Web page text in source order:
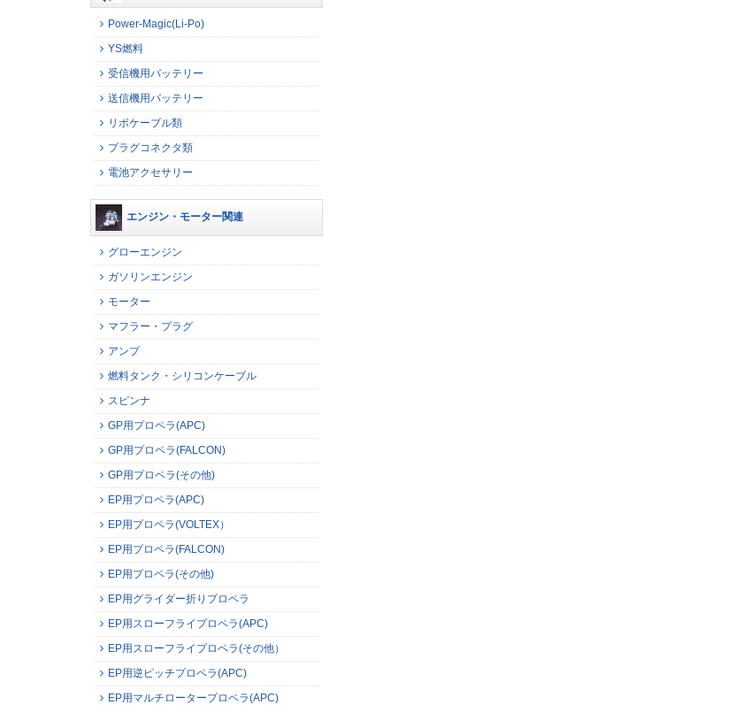
Power-Magic(Li-Po)
YS燃料
受信機用バッテリー
送信機用バッテリー
リポケーブル類
プラグコネクタ類
電池アクセサリー
エンジン・モーター関連
グローエンジン
ガソリンエンジン
モーター
マフラー・プラグ
アンプ
燃料タンク・シリコンケーブル
スピンナ
GP用プロペラ(APC)
GP用プロペラ(FALCON)
GP用プロペラ(その他)
EP用プロペラ(APC)
EP用プロペラ(VOLTEX）
EP用プロペラ(FALCON)
EP用プロペラ(その他)
EP用グライダー折りプロペラ
EP用スローフライプロペラ(APC)
EP用スローフライプロペラ(その他）
EP用逆ピッチプロペラ(APC)
EP用マルチロータープロペラ(APC)